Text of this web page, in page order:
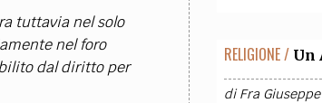
tuttavia nel solo
nel foro
dal diritto per
RELIGIONE / Un
diFra